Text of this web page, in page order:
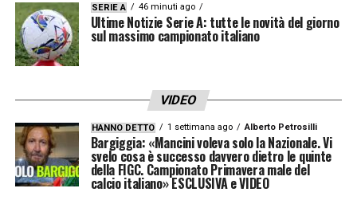
SERIE A 46 minuti ago
Ultime Notizie Serie A: tutte le novità del giorno
sul massimo campionato italiano
VIDEO
HANNO DETTO 1 settimana ago Alberto Petrosilli
Bargiggia: «Mancini voleva solo la Nazionale. Vi
svelo cosa è successo davvero dietro le quinte
della FIGC. Campionato Primavera male del
calcio italiano» ESCLUSIVA e VIDEO